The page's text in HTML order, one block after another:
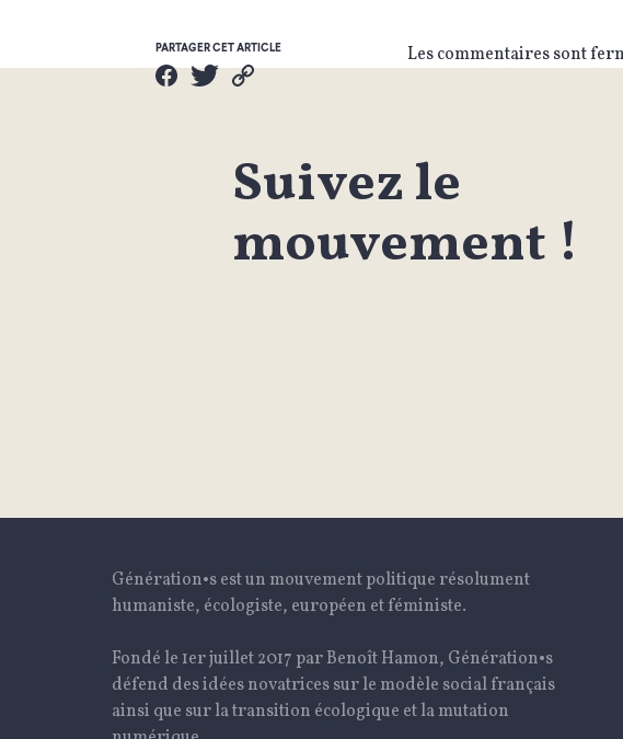
PARTAGER CET ARTICLE Les commentaires sont
Suivez le
mouvement !
Génération•s est un mouvement politique résolument
humaniste, écologiste, européen et féministe.
Fondé le 1er juillet 2017 par Benoît Hamon, Génération•s
défend des idées novatrices sur le modèle social français
ainsi que sur la transition écologique et la mutation